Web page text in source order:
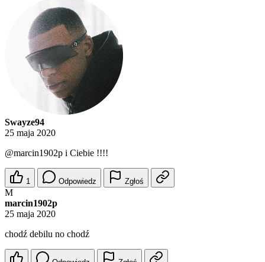
Swayze94
25 maja 2020
@marcin1902p i Ciebie !!!!
1 Odpowiedz Zgłoś
M
marcin1902p
25 maja 2020
chodź debilu no chodź